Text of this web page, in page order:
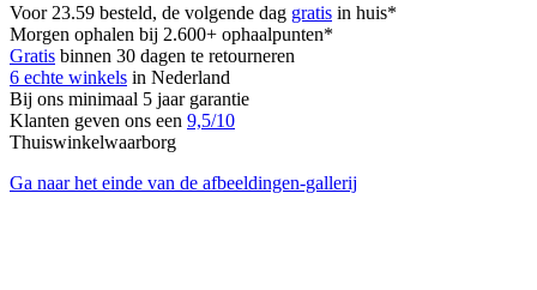
Voor 23.59 besteld, de volgende dag gratis in huis*
Morgen ophalen bij 2.600+ ophaalpunten*
Gratis binnen 30 dagen te retourneren
6 echte winkels in Nederland
Bij ons minimaal 5 jaar garantie
Klanten geven ons een 9,5/10
Thuiswinkelwaarborg
Ga naar het einde van de afbeeldingen-gallerij